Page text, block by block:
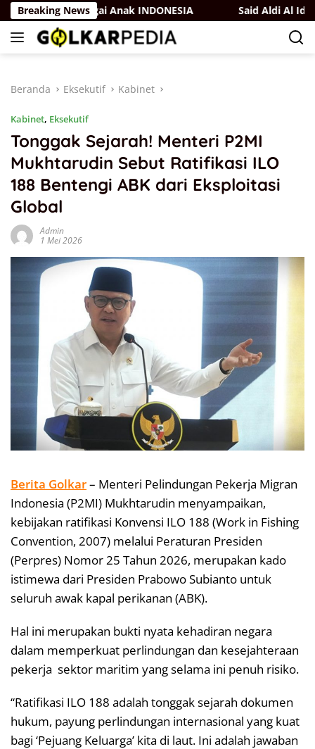
Langsung
ke
konten
Breaking News
hadir Sebagai Anak INDONESIA Said Aldi Al Idrus
Beranda Eksekutif Kabinet
Kabinet, Eksekutif
Tonggak Sejarah! Menteri P2MI
Mukhtarudin Sebut Ratifikasi ILO
188 Bentengi ABK dari Eksploitasi
Global
Admin
1 Mei 2026
Berita Golkar– Menteri Pelindungan Pekerja Migran
Indonesia (P2MI) Mukhtarudin menyampaikan,
kebijakan ratifikasi Konvensi ILO 188 (Work in Fishing
Convention, 2007) melalui Peraturan Presiden
(Perpres) Nomor 25 Tahun 2026, merupakan kado
istimewa dari Presiden Prabowo Subianto untuk
seluruh awak kapal perikanan (ABK).
Hal ini merupakan bukti nyata kehadiran negara
dalam memperkuat perlindungan dan kesejahteraan
pekerja sektor maritim yang selama ini penuh risiko.
“Ratifikasi ILO 188 adalah tonggak sejarah dokumen
hukum, payung perlindungan internasional yang kuat
bagi ‘Pejuang Keluarga’ kita di laut. Ini adalah jawaban